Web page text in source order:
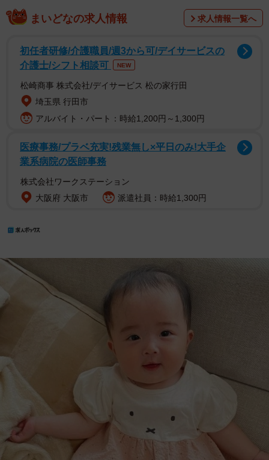
まいどなの求人情報 求人情報一覧へ
初任者研修/介護職員/週3から可/デイサービスの
介護士/シフト相談可
NEW
松崎商事 株式会社/デイサービス 松の家行田
埼玉県 行田市
アルバイト・パート：時給1,200円～1,300円
医療事務/プラベ充実!残業無し×平日のみ!大手企
業系病院の医師事務
株式会社ワークステーション
大阪府 大阪市
派遣社員：時給1,300円